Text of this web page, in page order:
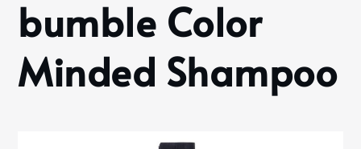
Minded
Shampoo
bumble Color
Minded Shampoo